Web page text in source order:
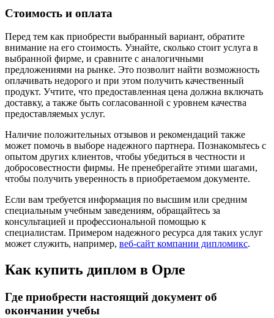
Стоимость и оплата
Перед тем как приобрести выбранный вариант, обратите
внимание на его стоимость. Узнайте, сколько стоит услуга в
выбранной фирме, и сравните с аналогичными
предложениями на рынке. Это позволит найти возможность
оплачивать недорого и при этом получить качественный
продукт. Учтите, что предоставленная цена должна включать
доставку, а также быть согласованной с уровнем качества
предоставляемых услуг.
Наличие положительных отзывов и рекомендаций также
может помочь в выборе надежного партнера. Познакомьтесь с
опытом других клиентов, чтобы убедиться в честности и
добросовестности фирмы. Не пренебрегайте этими шагами,
чтобы получить уверенность в приобретаемом документе.
Если вам требуется информация по высшим или средним
специальным учебным заведениям, обращайтесь за
консультацией и профессиональной помощью к
специалистам. Примером надежного ресурса для таких услуг
может служить, например, веб-сайт компании дипломикс.
Как купить диплом в Орле
Где приобрести настоящий документ об
окончании учебы